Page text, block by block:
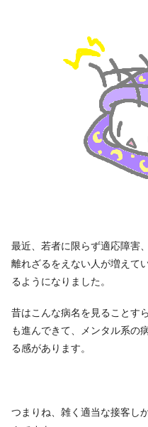
最近、若者に限らず適応障害
離れざるをえない人が増えて
るようになりました。
昔はこんな病名を見ることす
も進んできて、メンタル系の
る感があります。
つまりね、雑く適当な接客し